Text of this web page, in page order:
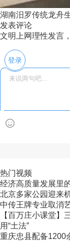
湖南汨罗传统龙舟
发表评论
文明上网理性发言
登录
热门视频
经济高质量发展里
北京多家公园迎来
中传王牌专业取消
【百万庄小课堂】
用“土法”
重庆忠县配备1200